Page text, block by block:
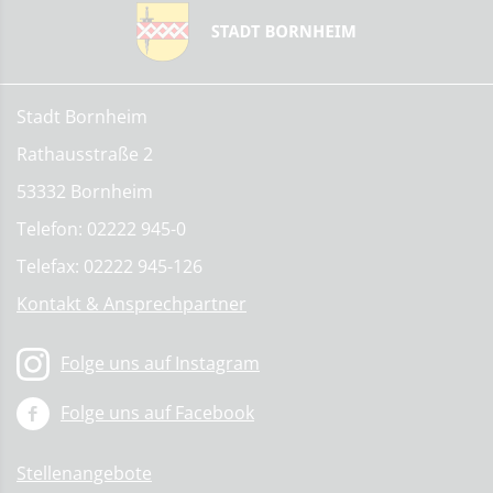
Stadt Bornheim
Rathausstraße 2
53332 Bornheim
Telefon: 02222 945-0
Telefax: 02222 945-126
Kontakt & Ansprechpartner
Folge uns auf Instagram
Folge uns auf Facebook
Stellenangebote